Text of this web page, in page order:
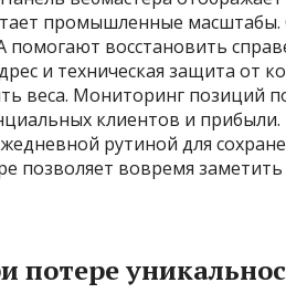
промышленные
помогают восстановить
и техническая защита от
веса. Мониторинг позиций
клиентов и
рутиной для
позволяет вовремя
потере